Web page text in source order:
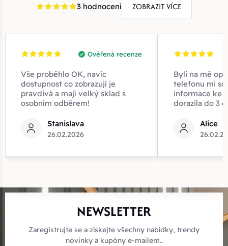
3 hodnocení ZOBRAZIT VÍCE
Ověřená recenze
Vše proběhlo OK, navíc
dostupnost co zobrazují je
pravdivá a mají velký sklad s
osobním odběrem!
Stanislava
26.02.2026
Byli na mě
telefonu mi
informace ke
dorazila do 3
Alice
NEWSLETTER
Zaregistrujte se a získejte všechny nabídky, trendy
novinky a kupóny e-mailem..